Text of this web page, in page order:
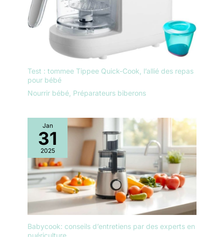
Test : tommee Tippee Quick-Cook, l’allié des repas
pour bébé
Nourrir bébé Préparateurs biberons
Jan
31
2025
Babycook: conseils d’entretiens par des experts en
puériculture